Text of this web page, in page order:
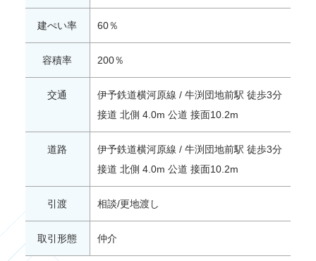
建ぺい率 60％
容積率 200％
交通
伊予鉄道横河原線 / 牛渕団地前駅 徒歩3分
接道 北側 4.0m 公道 接面10.2m
道路
伊予鉄道横河原線 / 牛渕団地前駅 徒歩3分
接道 北側 4.0m 公道 接面10.2m
引渡 相談/更地渡し
取引形態 仲介